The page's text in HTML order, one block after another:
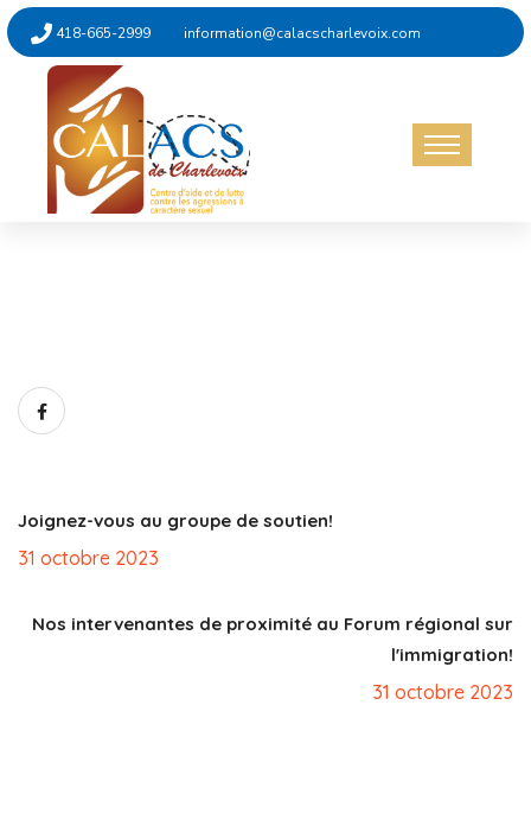
418-665-2999 information@calacscharlevoix.com
Non catégorisé
Joignez-vous au groupe de soutien!
31 octobre 2023
Nos intervenantes de proximité au Forum régional sur
l'immigration!
31 octobre 2023